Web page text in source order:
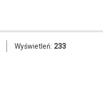
Wyświetleń: 233